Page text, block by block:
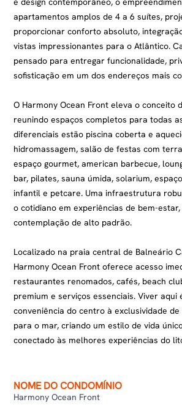
apartamentos amplos de 4 a 6 suítes,
proporcionar conforto absoluto,
vistas impressionantes para o Atlântico.
pensado para entregar funcionalidade,
sofisticação em um dos endereços mais
O Harmony Ocean Front eleva o conceito
reunindo espaços completos para todas
diferenciais estão piscina coberta e
hidromassagem, salão de festas com
espaço gourmet, american barbecue,
bar, pilates, sauna úmida, solarium,
infantil e petcare. Uma infraestrutura
o cotidiano em experiências de bem-
contemplação de alto padrão.
Localizado na praia central de Balneário
Harmony Ocean Front oferece acesso
restaurantes renomados, cafés, beach
premium e serviços essenciais. Viver aqui
conveniência do centro à exclusividade
para o mar, criando um estilo de vida
conectado às melhores experiências do
NOME DO CONDOMÍNIO
Harmony Ocean Front